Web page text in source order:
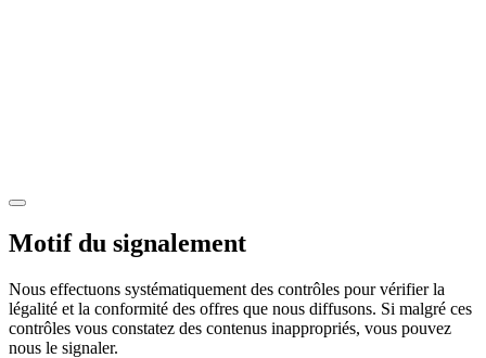
Motif du signalement
Nous effectuons systématiquement des contrôles pour vérifier la
légalité et la conformité des offres que nous diffusons. Si malgré ces
contrôles vous constatez des contenus inappropriés, vous pouvez
nous le signaler.